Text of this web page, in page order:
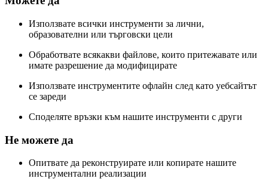
Използвате всички инструменти за лични,
образователни или търговски цели
Обработвате всякакви файлове, които притежавате или
имате разрешение да модифицирате
Използвате инструментите офлайн след като уебсайтът
се зареди
Споделяте връзки към нашите инструменти с други
Не можете да
Опитвате да реконструирате или копирате нашите
инструментални реализации